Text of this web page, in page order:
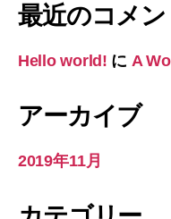
最近のコメン
Hello world! に A
アーカイブ
2019年11月